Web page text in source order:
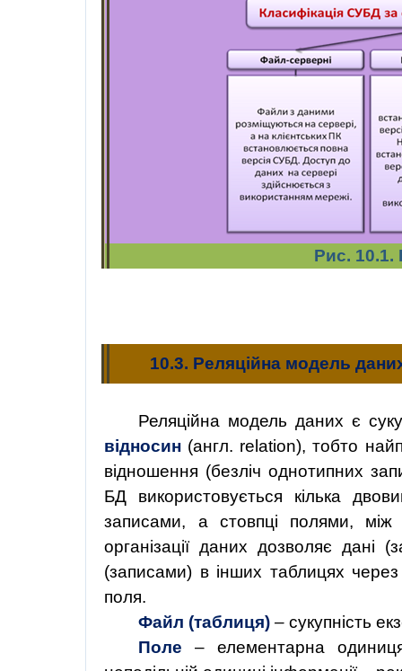
Рис. 10.1.
10.3. Реляційна модель
Реляційна модельданих є
відносин (англ. relation),тобто
відношення (безліч однотипних
БД використовується кілька
записами, а стовпці полями, між
організації даних дозволяє дані
(записами) в інших таблицях через
поля.
Файл (таблиця) –сукупність
Поле – елементарна одиниця